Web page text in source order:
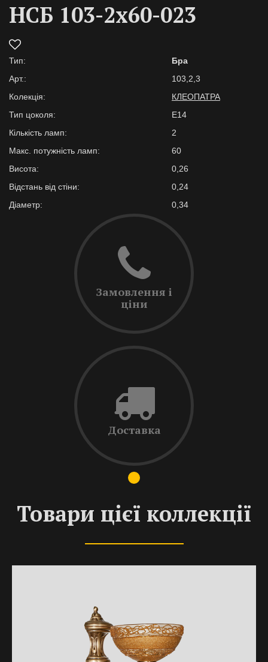
НСБ 103-2х60-023
Тип:
Бра
Арт.:
103,2,3
Колекція:
КЛЕОПАТРА
Тип цоколя:
E14
Кількість ламп:
2
Макс. потужність ламп:
60
Висота:
0,26
Відстань від стіни:
0,24
Діаметр:
0,34
Замовлення і
ціни
Доставка
Товари цієї коллекції